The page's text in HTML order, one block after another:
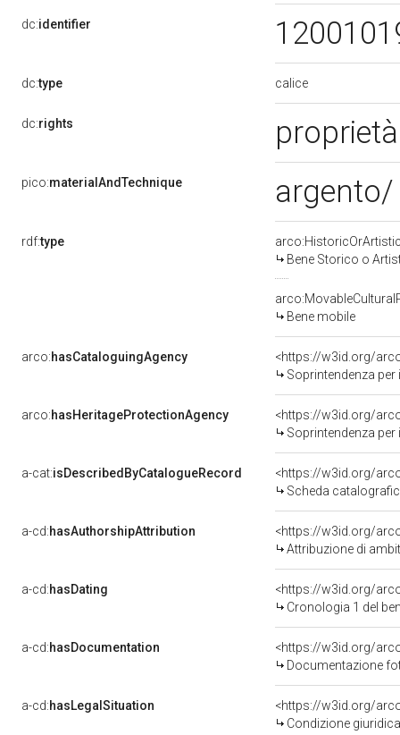
dc:identifier
dc:type calice
dc:rights
pico:materialAndTechnique
rdf:type
Bene Storico o
Bene mobile
arco:hasCataloguingAgency
<https://w3id.org/
Soprintendenza
arco:hasHeritageProtectionAgency
<https://w3id.org/
Soprintendenza per i
a-cat:isDescribedByCatalogueRecord
<https://w3id.org/
Scheda
a-cd:hasAuthorshipAttribution
<https://w3id.org/
Attribuzione di
a-cd:hasDating
<https://w3id.org/
Cronologia 1 del
a-cd:hasDocumentation
Documentazione
a-cd:hasLegalSituation
Condizione